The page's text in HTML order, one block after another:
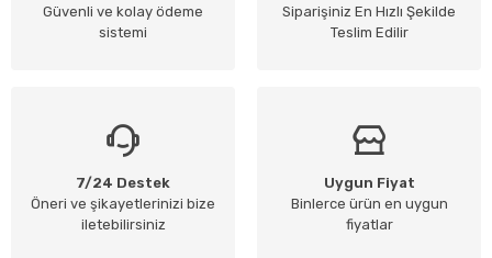
Güvenli ve kolay ödeme
sistemi
Siparişiniz En Hızlı Şekilde
Teslim Edilir
7/24 Destek
Öneri ve şikayetlerinizi bize
iletebilirsiniz
Uygun Fiyat
Binlerce ürün en uygun
fiyatlar